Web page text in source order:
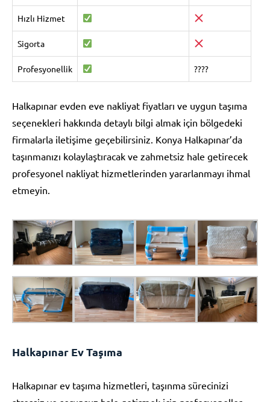
Hızlı Hizmet
Sigorta
Profesyonellik ????
Halkapınar evden eve nakliyat fiyatları ve uygun taşıma
seçenekleri hakkında detaylı bilgi almak için bölgedeki
firmalarla iletişime geçebilirsiniz. Konya Halkapınar’da
taşınmanızı kolaylaştıracak ve zahmetsiz hale getirecek
profesyonel nakliyat hizmetlerinden yararlanmayı ihmal
etmeyin.
Halkapınar Ev Taşıma
Halkapınar ev taşıma hizmetleri, taşınma sürecinizi